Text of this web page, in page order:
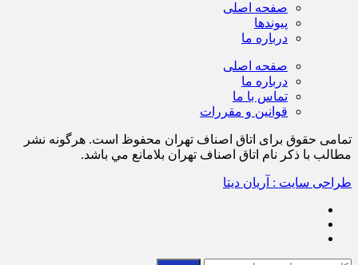
صفحه اصلی
پیوندها
درباره ما
صفحه اصلی
درباره ما
تماس با ما
قوانین و مقررات
تمامی حقوق برای اتاق اصناف تهران محفوظ است. هرگونه نشر
مطالب با ذكر نام اتاق اصناف تهران بلامانع مي باشد.
طراحی سایت : آریان دیتا